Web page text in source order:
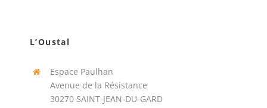
L’Oustal
Espace Paulhan
Avenue de la Résistance
30270 SAINT-JEAN-DU-GARD